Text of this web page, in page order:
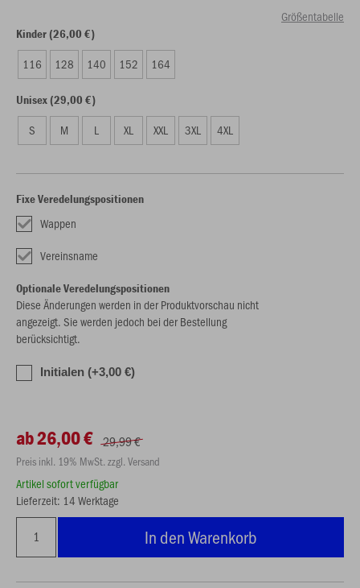
Größentabelle
Kinder (26,00 €)
116 128 140 152 164
Unisex (29,00 €)
S M L XL XXL 3XL 4XL
Fixe Veredelungspositionen
Wappen
Vereinsname
Optionale Veredelungspositionen
Diese Änderungen werden in der Produktvorschau nicht
angezeigt. Sie werden jedoch bei der Bestellung
berücksichtigt.
Initialen (+3,00 €)
ab 26,00 € 29,99 €
Preis inkl. 19% MwSt. zzgl. Versand
Artikel sofort verfügbar
Lieferzeit: 14 Werktage
In den Warenkorb